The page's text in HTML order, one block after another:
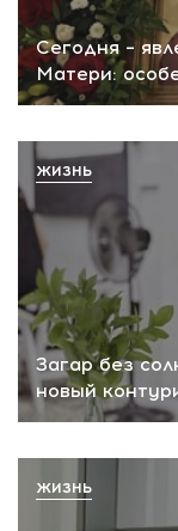
Сегодня –
Матери:
Загар без
новый
ЖИЗНЬ
ЖИЗНЬ